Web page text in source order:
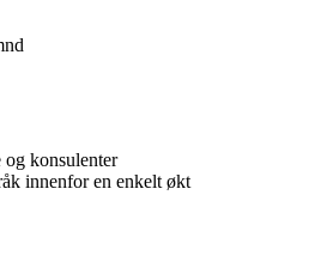
konsulenter
innenfor en enkelt økt